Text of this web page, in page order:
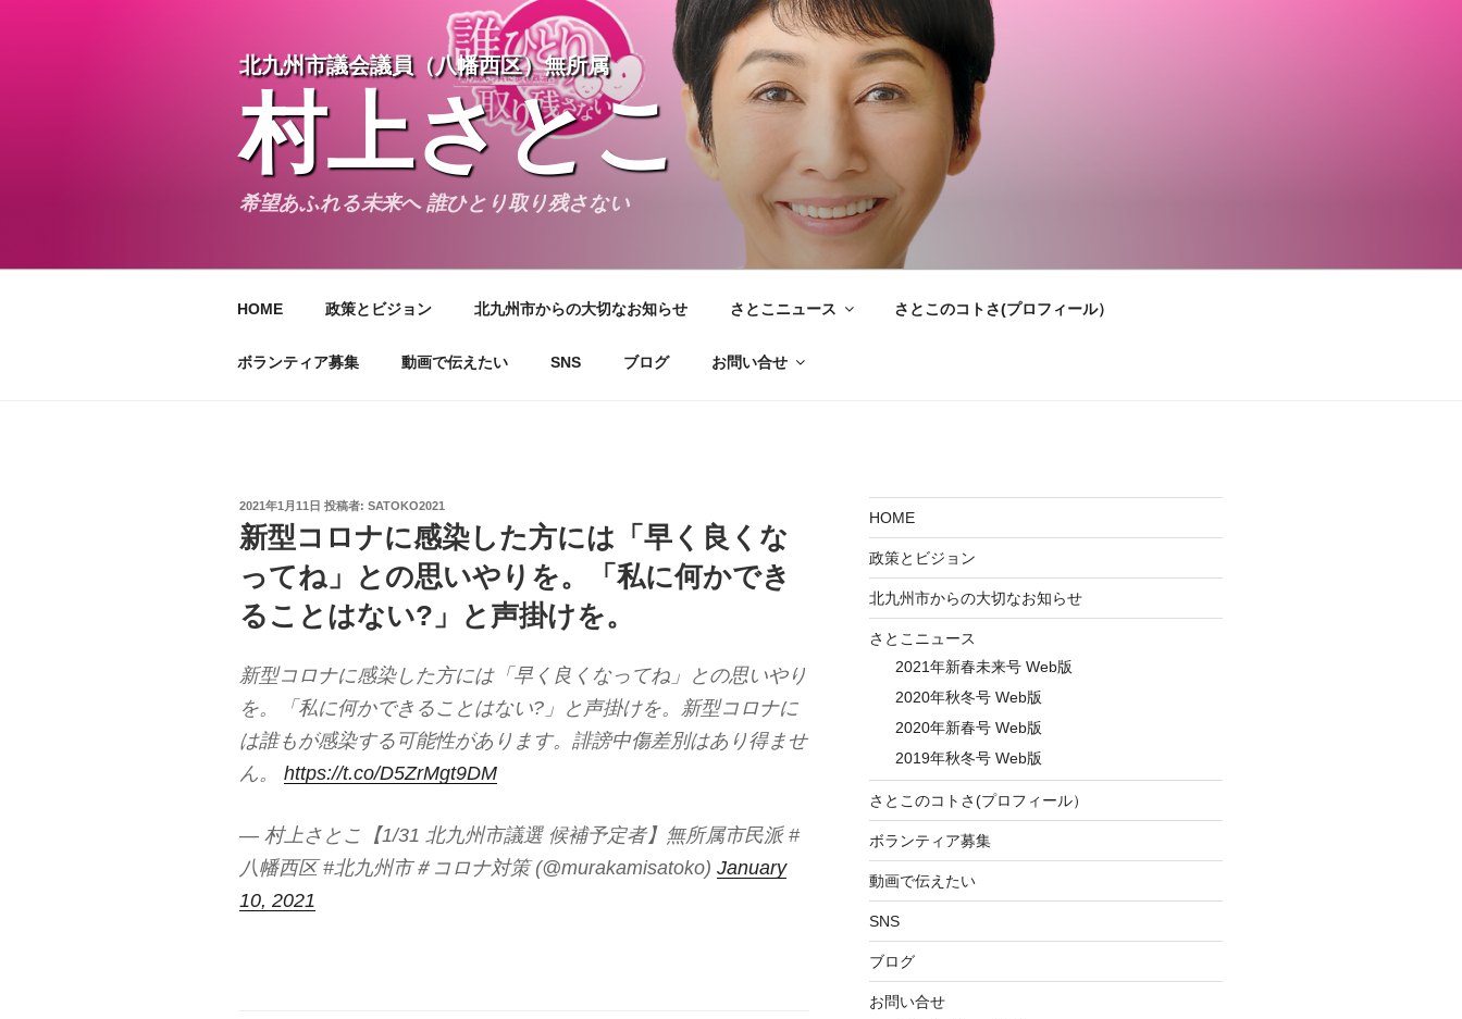
北九州市議会議員（八幡西区）無所属
村上さとこ
希望あふれる未来へ 誰ひとり取り残さない
HOME 政策とビジョン 北九州市からの大切なお知らせ さとこニュース さとこのコトさ(プロフィール）
ボランティア募集 動画で伝えたい SNS ブログ お問い合せ
投
稿
日:
2021年1月11日 投稿者: SATOKO2021
新型コロナに感染した方には「早く良くな
ってね」との思いやりを。「私に何かでき
ることはない?」と声掛けを。
新型コロナに感染した方には「早く良くなってね」との思いやり
を。「私に何かできることはない?」と声掛けを。新型コロナに
は誰もが感染する可能性があります。誹謗中傷差別はあり得ませ
ん。 https://t.co/D5ZrMgt9DM
— 村上さとこ【1/31 北九州市議選 候補予定者】無所属市民派 #
八幡西区 #北九州市＃コロナ対策 (@murakamisatoko) January
10, 2021
HOME
政策とビジョン
北九州市からの大切なお知らせ
さとこニュース
2021年新春未来号 Web版
2020年秋冬号 Web版
2020年新春号 Web版
2019年秋冬号 Web版
さとこのコトさ(プロフィール）
ボランティア募集
動画で伝えたい
SNS
ブログ
お問い合せ